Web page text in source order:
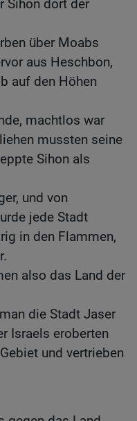
Sihon dort der
über Moabs
aus Heschbon,
auf den Höhen
machtlos war
mussten seine
Sihon als
und von
jede Stadt
in den Flammen,
also das Land der
die Stadt Jaser
Israels eroberten
und vertrieben